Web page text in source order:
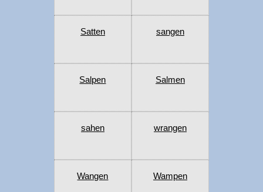
Satten sangen
Salpen Salmen
sahen wrangen
Wangen Wampen